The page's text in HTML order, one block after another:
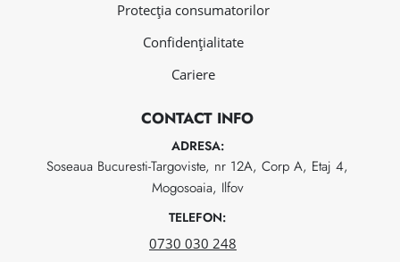
Protecția consumatorilor
Confidențialitate
Cariere
CONTACT INFO
ADRESA:
Soseaua Bucuresti-Targoviste, nr 12A, Corp A, Etaj 4,
Mogosoaia, Ilfov
TELEFON:
0730 030 248